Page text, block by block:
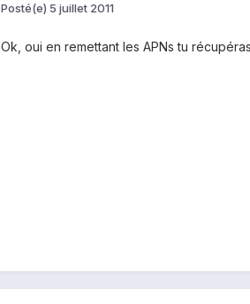
Posté(e) 5 juillet 2011
Ok, oui en remettant les APNs tu